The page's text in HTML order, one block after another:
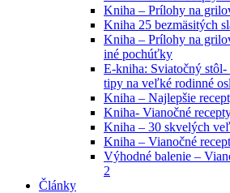
Kniha – Prílohy na
Kniha 25 bezmäsitých
Kniha – Prílohy na
iné pochúťky
E-kniha: Sviatočný
tipy na veľké rodinné
Kniha – Najlepšie
Kniha- Vianočné
Kniha – 30 skvelých
Kniha – Vianočné
Výhodné balenie –
2
Články